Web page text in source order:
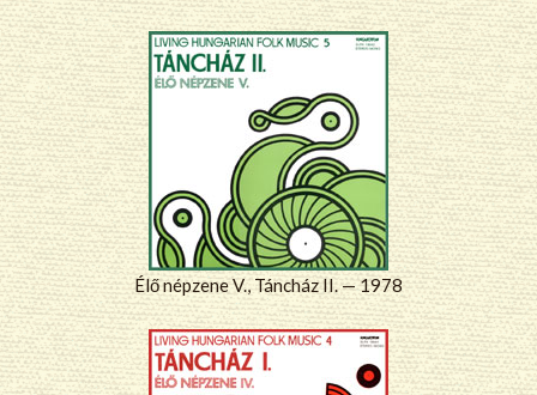
Élő népzene V., Táncház II. — 1978